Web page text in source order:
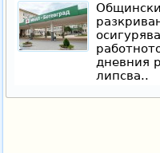
дневния
липсва..